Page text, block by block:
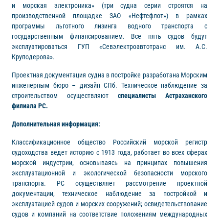
и морская электроника» (три судна серии строятся на
производственной площадке ЗАО «Нефтефлот») в рамках
программы льготного лизинга водного транспорта с
государственным финансированием. Все пять судов будут
эксплуатироваться ГУП «Севэлектроавтотранс им. А.С.
Круподерова».
Проектная документация судна в постройке разработана Морским
инженерным бюро – дизайн СПб. Техническое наблюдение за
строительством осуществляют специалисты Астраханского
филиала РС.
Дополнительная информация:
Классификационное общество Российский морской регистр
судоходства ведет историю с 1913 года, работает во всех сферах
морской индустрии, основываясь на принципах повышения
эксплуатационной и экологической безопасности морского
транспорта. РС осуществляет рассмотрение проектной
документации, техническое наблюдение за постройкой и
эксплуатацией судов и морских сооружений; освидетельствование
судов и компаний на соответствие положениям международных